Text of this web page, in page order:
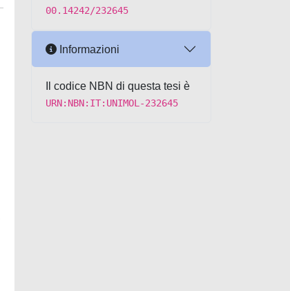
00.14242/232645
Informazioni
Il codice NBN di questa tesi è
URN:NBN:IT:UNIMOL-232645